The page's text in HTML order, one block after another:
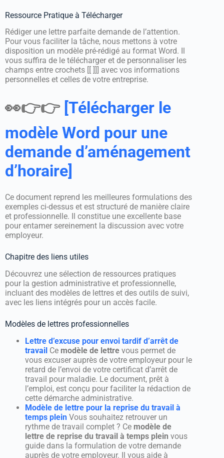
Ressource Pratique à Télécharger
Rédiger une lettre parfaite demande de l’attention.
Pour vous faciliter la tâche, nous mettons à votre
disposition un modèle pré-rédigé au format Word. Il
vous suffira de le télécharger et de personnaliser les
champs entre crochets [[ ]]] avec vos informations
personnelles et celles de votre entreprise.
👀👉👉 [Télécharger le
modèle Word pour une
demande d’aménagement
d’horaire]
Ce document reprend les meilleures formulations des
exemples ci-dessus et est structuré de manière claire
et professionnelle. Il constitue une excellente base
pour entamer sereinement la discussion avec votre
employeur.
Chapitre des liens utiles
Découvrez une sélection de ressources pratiques
pour la gestion administrative et professionnelle,
incluant des modèles de lettres et des outils de suivi,
avec les liens intégrés pour un accès facile.
Modèles de lettres professionnelles
Lettre d’excuse pour envoi tardif d’arrêt de
travail Ce modèle de lettre vous permet de
vous excuser auprès de votre employeur pour le
retard de l’envoi de votre certificat d’arrêt de
travail pour maladie. Le document, prêt à
l’emploi, est conçu pour faciliter la rédaction de
cette démarche administrative.
Modèle de lettre pour la reprise du travail à
temps plein Vous souhaitez retrouver un
rythme de travail complet ? Ce modèle de
lettre de reprise du travail à temps plein vous
guide dans la formulation de votre demande
auprès de votre employeur. Il vous aide à